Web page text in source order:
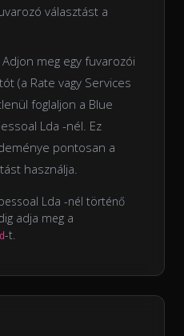
választást a
meg egy fuvarozói
(a Rate vagy Services
foglaljon a Blue
Lda -nél. Ez
pontosan a
használja.
Lda -nél történő
adja meg a
-t.